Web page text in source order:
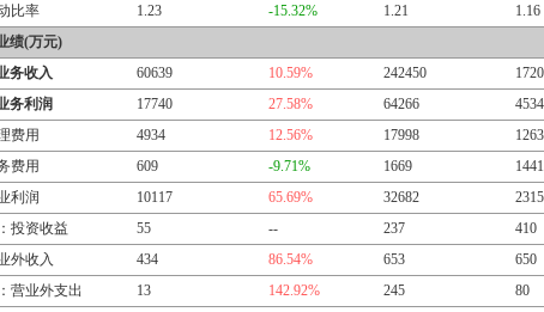
比率
1.23 -15.32% 1.21 1.16
绩(万元)
务收入
60639 10.59% 242450
务利润
17740 27.58% 64266
费用
4934 12.56% 17998
费用
609 -9.71% 1669 1441
利润
10117 65.69% 32682
投资收益
55 -- 237 410
外收入
434 86.54% 653 650
营业外支出
13 142.92% 245 80